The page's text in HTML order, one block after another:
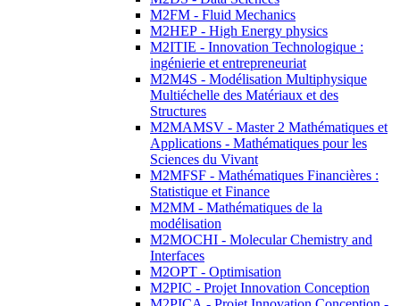
M2FM - Fluid Mechanics
M2HEP - High Energy physics
M2ITIE - Innovation Technologique :
ingénierie et entrepreneuriat
M2M4S - Modélisation Multiphysique
Multiéchelle des Matériaux et des
Structures
M2MAMSV - Master 2 Mathématiques et
Applications - Mathématiques pour les
Sciences du Vivant
M2MFSF - Mathématiques Financières :
Statistique et Finance
M2MM - Mathématiques de la
modélisation
M2MOCHI - Molecular Chemistry and
Interfaces
M2OPT - Optimisation
M2PIC - Projet Innovation Conception